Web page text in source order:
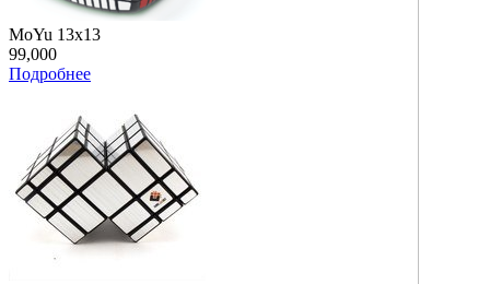
MoYu 13x13
99,000
Подробнее